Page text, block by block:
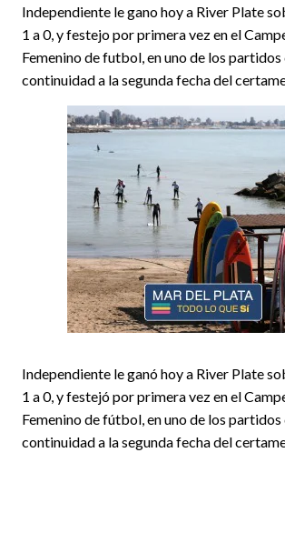
Independiente le gano hoy a River Plate
1 a 0, y festejo por primera vez en el
Femenino de futbol, en uno de los
continuidad a la segunda fecha del
Independiente le ganó hoy a River Plate
1 a 0, y festejó por primera vez en el
Femenino de fútbol, en uno de los
continuidad a la segunda fecha del